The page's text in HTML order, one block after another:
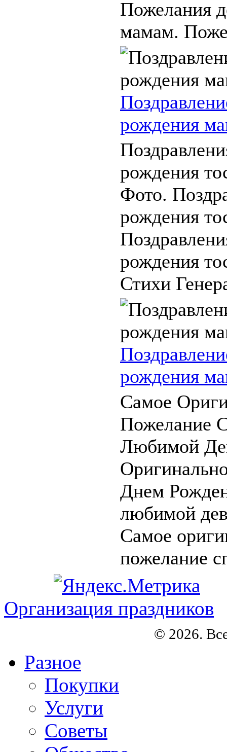
Пожелания
мамам.
рождения
рождения
Фото.
рождения
рождения
Стихи
рождения
Самое
Пожелание
Любимой
Днем
любимой
Самое
пожелание
Организация праздников
© 2026.
Разное
Покупки
Услуги
Советы